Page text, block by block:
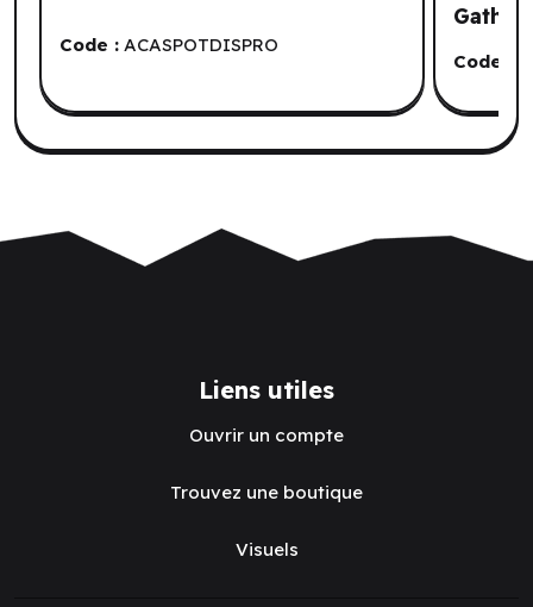
Code : ACASPOTDISPRO
Code :
Liens utiles
Ouvrir un compte
Trouvez une boutique
Visuels